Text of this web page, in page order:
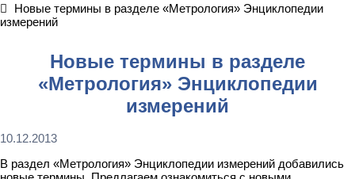
Новые термины в разделе «Метрология» Энциклопедии
измерений
Новые термины в разделе
«Метрология» Энциклопедии
измерений
10.12.2013
В раздел «Метрология» Энциклопедии измерений добавились